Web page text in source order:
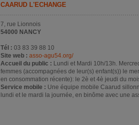
CAARUD L'ECHANGE
7, rue Lionnois
54000 NANCY
Tél : 03 83 39 88 10
Site web : asso-agu54.org/
Accueil du public : Lundi et Mardi 10h/13h.
femmes (accompagnées de leur(s) enfant(s)) le
en consommation récente): le 2è et 4è jeudi du
Service mobile : Une équipe mobile Caarud
lundi et le mardi la journée, en binôme avec une